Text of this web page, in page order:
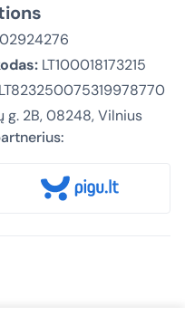
LT100018173215
LT823250075319978770
g. 2B, 08248, Vilnius